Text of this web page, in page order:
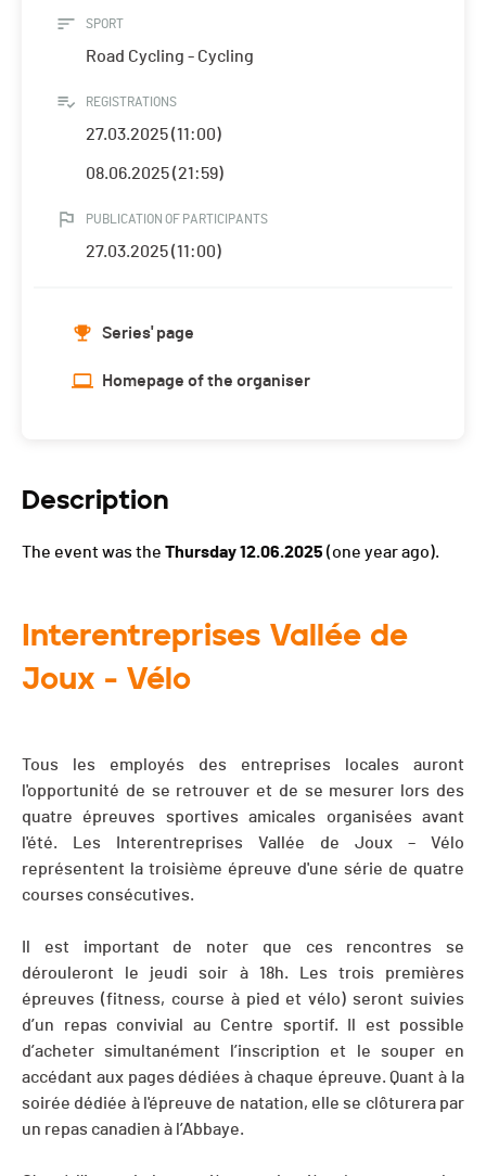
SPORT
Road Cycling - Cycling
REGISTRATIONS
27.03.2025 (11:00)
08.06.2025 (21:59)
PUBLICATION OF PARTICIPANTS
27.03.2025 (11:00)
Series' page
Homepage of the organiser
Description
The event was the Thursday 12.06.2025 (one year ago).
Interentreprises Vallée de
Joux - Vélo
Tous les employés des entreprises locales auront
l'opportunité de se retrouver et de se mesurer lors des
quatre épreuves sportives amicales organisées avant
l'été. Les Interentreprises Vallée de Joux – Vélo
représentent la troisième épreuve d'une série de quatre
courses consécutives.
Il est important de noter que ces rencontres se
dérouleront le jeudi soir à 18h. Les trois premières
épreuves (fitness, course à pied et vélo) seront suivies
d’un repas convivial au Centre sportif. Il est possible
d’acheter simultanément l’inscription et le souper en
accédant aux pages dédiées à chaque épreuve. Quant à la
soirée dédiée à l'épreuve de natation, elle se clôturera par
un repas canadien à l’Abbaye.